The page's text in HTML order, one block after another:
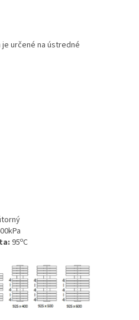
určené na ústredné
95oC